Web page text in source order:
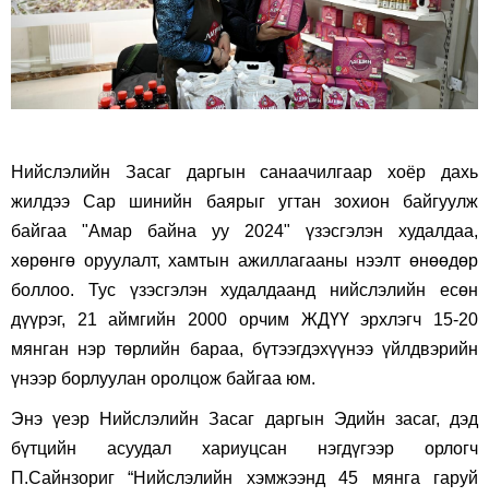
Нийслэлийн Засаг даргын санаачилгаар хоёр дахь
жилдээ Сар шинийн баярыг угтан зохион байгуулж
байгаа "Амар байна уу 2024" үзэсгэлэн худалдаа,
хөрөнгө оруулалт, хамтын ажиллагааны нээлт өнөөдөр
боллоо. Тус үзэсгэлэн худалдаанд нийслэлийн есөн
дүүрэг, 21 аймгийн 2000 орчим ЖДҮҮ эрхлэгч 15-20
мянган нэр төрлийн бараа, бүтээгдэхүүнээ үйлдвэрийн
үнээр борлуулан оролцож байгаа юм.
Энэ үеэр Нийслэлийн Засаг даргын Эдийн засаг, дэд
бүтцийн асуудал хариуцсан нэгдүгээр орлогч
П.Сайнзориг “Нийслэлийн хэмжээнд 45 мянга гаруй